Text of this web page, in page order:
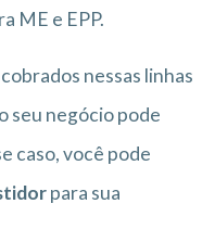
ME e EPP.
nessas linhas
seu negócio pode
caso, você pode
para sua